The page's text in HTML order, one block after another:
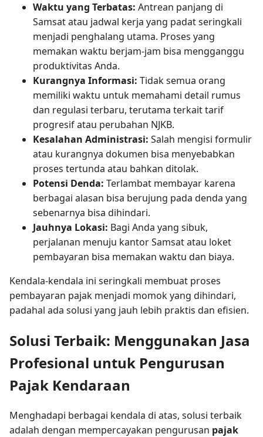
Waktu yang Terbatas: Antrean panjang di
Samsat atau jadwal kerja yang padat seringkali
menjadi penghalang utama. Proses yang
memakan waktu berjam-jam bisa mengganggu
produktivitas Anda.
Kurangnya Informasi: Tidak semua orang
memiliki waktu untuk memahami detail rumus
dan regulasi terbaru, terutama terkait tarif
progresif atau perubahan NJKB.
Kesalahan Administrasi: Salah mengisi formulir
atau kurangnya dokumen bisa menyebabkan
proses tertunda atau bahkan ditolak.
Potensi Denda: Terlambat membayar karena
berbagai alasan bisa berujung pada denda yang
sebenarnya bisa dihindari.
Jauhnya Lokasi: Bagi Anda yang sibuk,
perjalanan menuju kantor Samsat atau loket
pembayaran bisa memakan waktu dan biaya.
Kendala-kendala ini seringkali membuat proses
pembayaran pajak menjadi momok yang dihindari,
padahal ada solusi yang jauh lebih praktis dan efisien.
Solusi Terbaik: Menggunakan Jasa
Profesional untuk Pengurusan
Pajak Kendaraan
Menghadapi berbagai kendala di atas, solusi terbaik
adalah dengan mempercayakan pengurusan pajak